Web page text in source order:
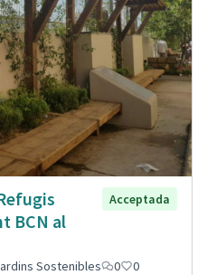
BCN al
Acceptada
Sostenibles 0 0